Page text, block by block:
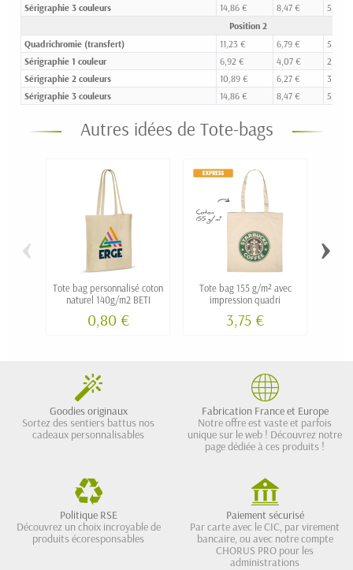
Sérigraphie 3 couleurs
14,86 € 8,47 €
5,30 €
Position 2
Quadrichromie (transfert)
11,23 € 6,79 €
5,14 €
Sérigraphie 1 couleur
6,92 € 4,07 €
2,67 €
Sérigraphie 2 couleurs
10,89 € 6,27 €
3,98 €
Sérigraphie 3 couleurs
14,86 € 8,47 € 5,30 €
Autres idées de Tote-bags
Tote bag personnalisé coton
naturel 140g/m2 BETI
0,80 €
Tote bag 155 g/m² avec
impression quadri
3,75 €
‹ ›
Goodies originaux
Sortez des sentiers battus nos
cadeaux personnalisables
Fabrication France et Europe
Notre offre est vaste et parfois
unique sur le web ! Découvrez notre
page dédiée à ces produits !
Politique RSE
Découvrez un choix incroyable de
produits écoresponsables
Paiement sécurisé
Par carte avec le CIC, par virement
bancaire, ou avec notre compte
CHORUS PRO pour les
administrations